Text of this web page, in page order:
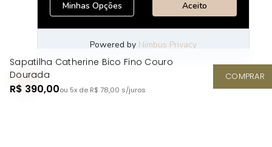
Sapatilha Catherine Bico Fino Couro
Dourada
R$ 390,00ou 5x de R$ 78,00 s/juros
COMPRAR